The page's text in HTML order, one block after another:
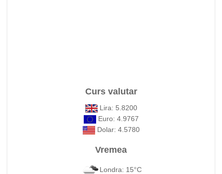
Curs valutar
Lira: 5.8200
Euro: 4.9767
Dolar: 4.5780
Vremea
Londra: 15°C